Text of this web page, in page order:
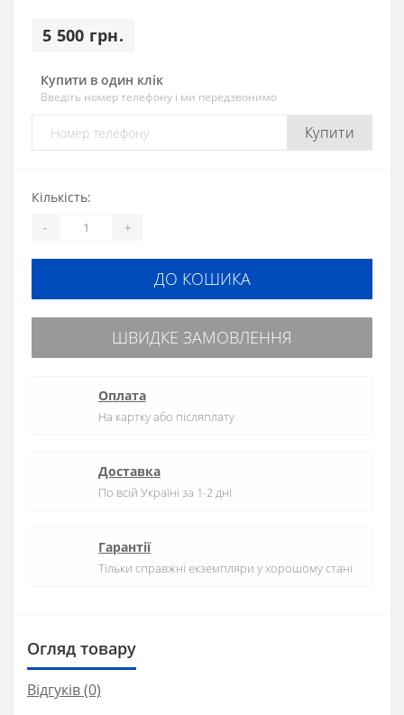
5 500 грн.
Купити в один клік
Введіть номер телефону і ми передзвонимо
Купити
Кількість:
- +
ДО КОШИКА
ШВИДКЕ ЗАМОВЛЕННЯ
Оплата
На картку або післяплату
Доставка
По всій Україні за 1-2 дні
Гарантії
Тільки справжні екземпляри у хорошому стані
Огляд товару
Відгуків (0)